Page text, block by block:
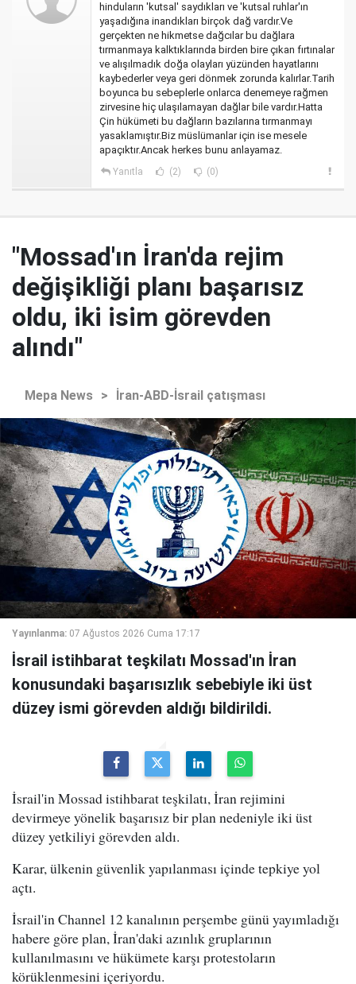
hinduların 'kutsal' saydıkları ve 'kutsal ruhlar'ın
yaşadığına inandıkları birçok dağ vardır.Ve
gerçekten ne hikmetse dağcılar bu dağlara
tırmanmaya kalktıklarında birden bire çıkan fırtınalar
ve alışılmadık doğa olayları yüzünden hayatlarını
kaybederler veya geri dönmek zorunda kalırlar.Tarih
boyunca bu sebeplerle onlarca denemeye rağmen
zirvesine hiç ulaşılamayan dağlar bile vardır.Hatta
Çin hükümeti bu dağların bazılarına tırmanmayı
yasaklamıştır.Biz müslümanlar için ise mesele
apaçıktır.Ancak herkes bunu anlayamaz.
Yanıtla (2) (0)
"Mossad'ın İran'da rejim
değişikliği planı başarısız
oldu, iki isim görevden
alındı"
Mepa News > İran-ABD-İsrail çatışması
Yayınlanma: 07 Ağustos 2026 Cuma 17:17
İsrail istihbarat teşkilatı Mossad'ın İran
konusundaki başarısızlık sebebiyle iki üst
düzey ismi görevden aldığı bildirildi.
İsrail'in Mossad istihbarat teşkilatı, İran rejimini
devirmeye yönelik başarısız bir plan nedeniyle iki üst
düzey yetkiliyi görevden aldı.
Karar, ülkenin güvenlik yapılanması içinde tepkiye yol
açtı.
İsrail'in Channel 12 kanalının perşembe günü yayımladığı
habere göre plan, İran'daki azınlık gruplarının
kullanılmasını ve hükümete karşı protestoların
körüklenmesini içeriyordu.